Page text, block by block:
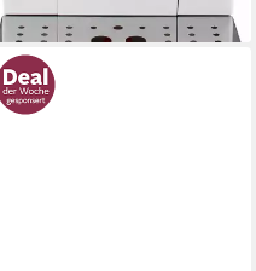
lieferbar - in 1-2 Werktagen bei dir